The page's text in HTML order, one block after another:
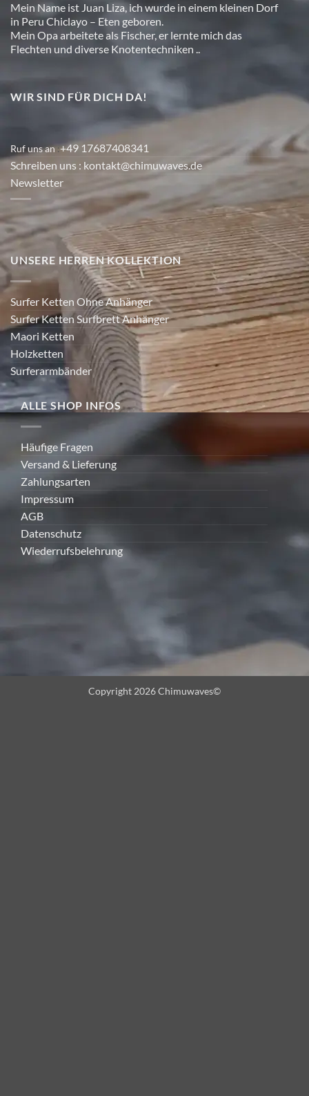
Mein Name ist Juan Liza, ich wurde in einem kleinen Dorf
in Peru Chiclayo – Eten geboren.
Mein Opa arbeitete als Fischer, er lernte mich das
Flechten und diverse Knotentechniken ..
WIR SIND FÜR DICH DA!
Ruf uns an:+49 17687408341
Schreiben uns : kontakt@chimuwaves.de
Newsletter
UNSERE HERREN KOLLEKTION
Surfer Ketten Ohne Anhänger
Surfer Ketten Surfbrett Anhänger
Maori Ketten
Holzketten
Surferarmbänder
ALLE SHOP INFOS
Häufige Fragen
Versand & Lieferung
Zahlungsarten
Impressum
AGB
Datenschutz
Wiederrufsbelehrung
Copyright 2026 Chimuwaves©